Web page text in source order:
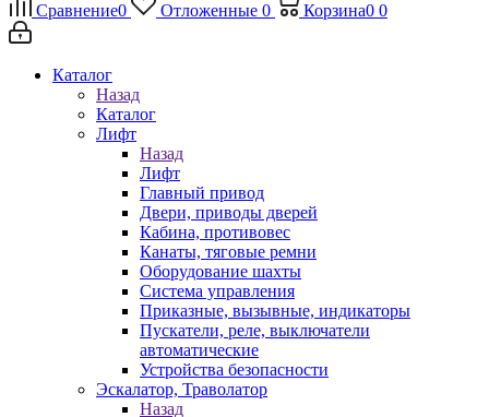
Сравнение0 Отложенные 0 Корзина0 0
Каталог
Назад
Каталог
Лифт
Назад
Лифт
Главный привод
Двери, приводы дверей
Кабина, противовес
Канаты, тяговые ремни
Оборудование шахты
Система управления
Приказные, вызывные, индикаторы
Пускатели, реле, выключатели
автоматические
Устройства безопасности
Эскалатор, Траволатор
Назад